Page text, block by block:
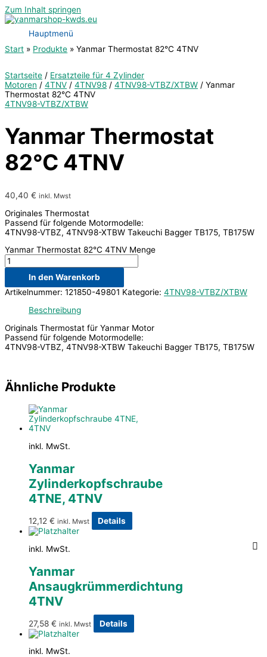
Zum Inhalt springen
Hauptmenü
Start
Produkte Yanmar Thermostat 82°C 4TNV
Startseite / Ersatzteile für 4 Zylinder
Motoren / 4TNV / 4TNV98 / 4TNV98-VTBZ/XTBW / Yanmar
Thermostat 82°C 4TNV
4TNV98-VTBZ/XTBW
Yanmar Thermostat
82°C 4TNV
40,40 € inkl. Mwst
Originales Thermostat
Passend für folgende Motormodelle:
4TNV98-VTBZ, 4TNV98-XTBW Takeuchi Bagger TB175, TB175W
Yanmar Thermostat 82°C 4TNV Menge
In den Warenkorb
Artikelnummer: 121850-49801 Kategorie: 4TNV98-VTBZ/XTBW
Beschreibung
Originals Thermostat für Yanmar Motor
Passend für folgende Motormodelle:
4TNV98-VTBZ, 4TNV98-XTBW Takeuchi Bagger TB175, TB175W
Ähnliche Produkte
inkl. MwSt.
Yanmar
Zylinderkopfschraube
4TNE, 4TNV
12,12 € inkl. Mwst Details
inkl. MwSt.
Yanmar
Ansaugkrümmerdichtung
4TNV
27,58 € inkl. Mwst Details
inkl. MwSt.